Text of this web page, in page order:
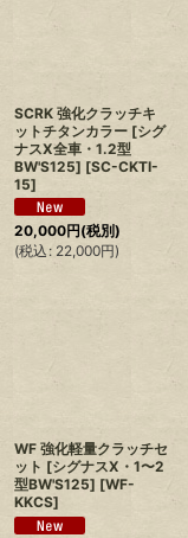
SCRK 強化クラッチキ
ットチタンカラー [シグ
ナスX全車・1.2型
BW'S125] [SC-CKTI-
15]
20,000円(税別)
(税込 : 22,000円)
WF 強化軽量クラッチセ
ット [シグナスX・1〜2
型BW'S125] [WF-
KKCS]